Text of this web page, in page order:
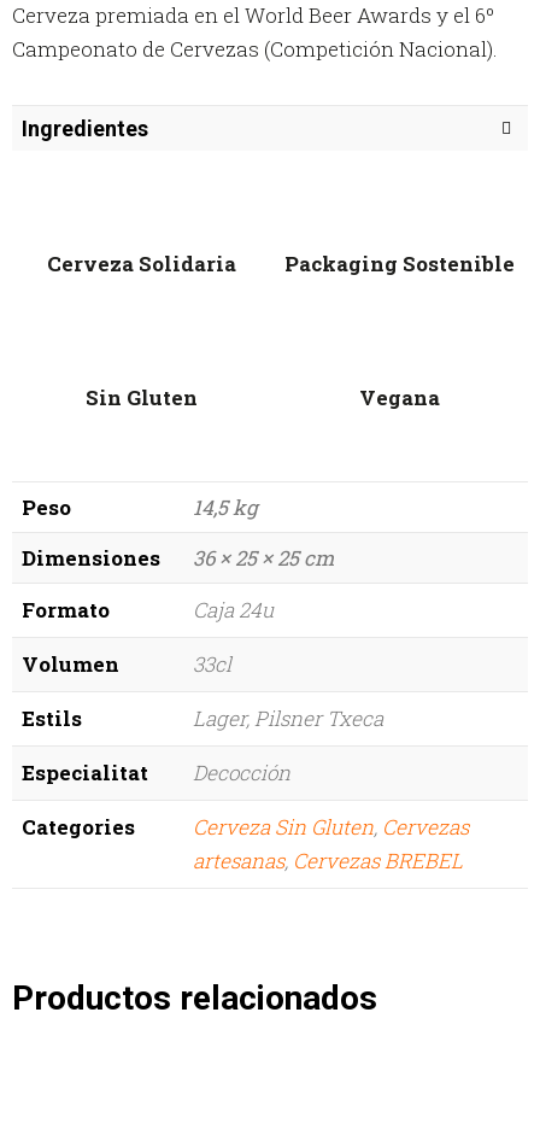
Cerveza premiada en el World Beer Awards y el 6º
Campeonato de Cervezas (Competición Nacional).
Ingredientes
Cerveza Solidaria Packaging Sostenible
Sin Gluten Vegana
Peso
14,5 kg
Dimensiones
36 × 25 × 25 cm
Formato
Caja 24u
Volumen
33cl
Estils
Lager,Pilsner Txeca
Especialitat
Decocción
Categories
Cerveza Sin Gluten, Cervezas
artesanas, Cervezas BREBEL
Productos relacionados